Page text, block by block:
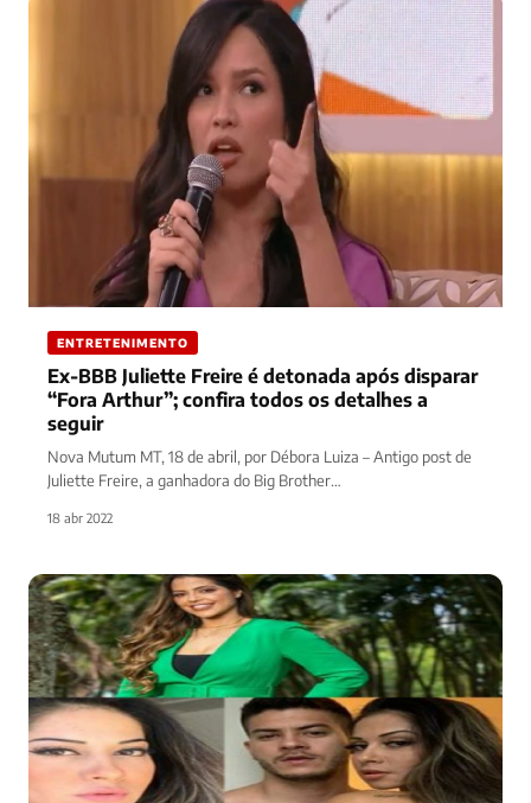
ENTRETENIMENTO
Ex-BBB Juliette Freire é detonada após disparar
“Fora Arthur”; confira todos os detalhes a
seguir
Nova Mutum MT, 18 de abril, por Débora Luiza – Antigo post de
Juliette Freire, a ganhadora do Big Brother…
18 abr 2022